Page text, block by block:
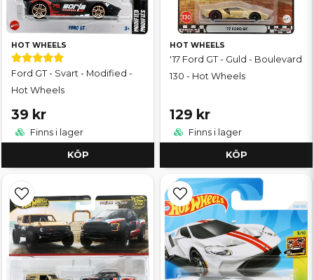
HOT WHEELS
Ford GT - Svart - Modified -
Hot Wheels
39 kr
Finns i lager
KÖP
HOT WHEELS
'17 Ford GT - Guld - Boulevard
130 - Hot Wheels
129 kr
Finns i lager
KÖP